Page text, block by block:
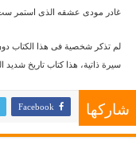
غادر مودى عشقه الذى استمر
لم تذكر شخصية فى هذا الكتاب
سيرة ذاتية، هذا كتاب تاريخ شديد
شاركها Facebook